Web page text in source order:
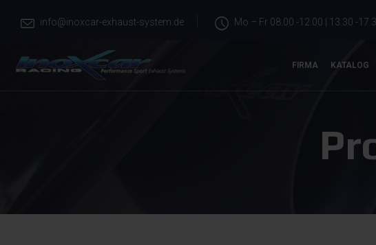
info@inoxcar-exhaust-system.de Mo – Fr 08.00 -12.00 | 13.30 -
FIRMA KATALOG